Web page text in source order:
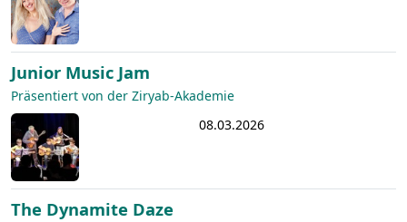
Junior Music Jam
Präsentiert von der Ziryab-Akademie
08.03.2026
The Dynamite Daze